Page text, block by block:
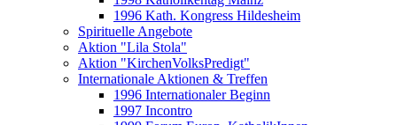
1996 Kath. Kongress Hildesheim
Spirituelle Angebote
Aktion "Lila Stola"
Aktion "KirchenVolksPredigt"
Internationale Aktionen & Treffen
1996 Internationaler Beginn
1997 Incontro